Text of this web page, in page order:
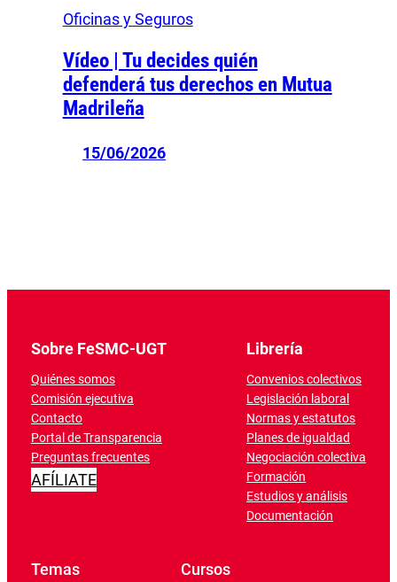
Oficinas y Seguros
Vídeo | Tu decides quién
defenderá tus derechos en Mutua
Madrileña
15/06/2026
Sobre FeSMC-UGT
Quiénes somos
Comisión ejecutiva
Contacto
Portal de Transparencia
Preguntas frecuentes
AFÍLIATE
Librería
Convenios colectivos
Legislación laboral
Normas y estatutos
Planes de igualdad
Negociación colectiva
Formación
Estudios y análisis
Documentación
Temas Cursos